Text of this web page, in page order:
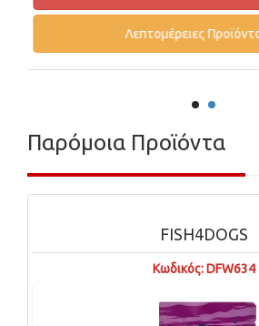
Παρόμοια Προϊόντα
FISH4DOGS
Κωδικός: DFW634